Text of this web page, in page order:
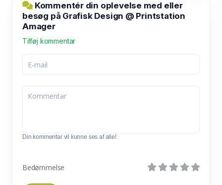
Kommentér din oplevelse med eller
besøg på Grafisk Design @ Printstation
Amager
Tilføj kommentar
Din kommentar vil kunne ses af alle!
Bedømmelse